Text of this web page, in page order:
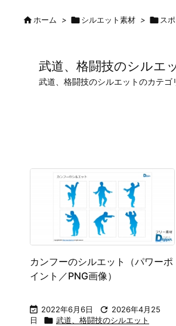
ホーム > シルエット素材 >  ス
武道、格闘技のシルエ
武道、格闘技のシルエットのカテゴ
カンフーのシルエット（パワーポ
イント／PNG画像）
 2022年6月6日  2026年4月25
日
 武道、格闘技のシルエット